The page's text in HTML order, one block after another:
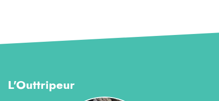
L'Outtripeur